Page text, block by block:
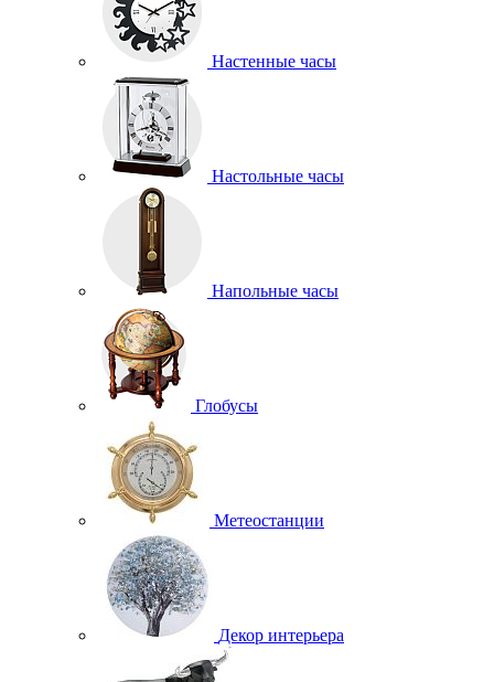
Настенные часы
Настольные часы
Напольные часы
Глобусы
Метеостанции
Декор интерьера